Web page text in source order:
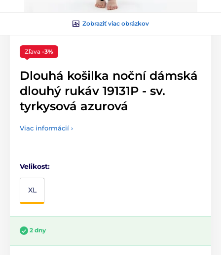
Zobraziť viac obrázkov
Zľava -3%
Dlouhá košilka noční dámská
dlouhý rukáv 19131P - sv.
tyrkysová azurová
Viac informácií ›
Velikost:
XL
2 dny